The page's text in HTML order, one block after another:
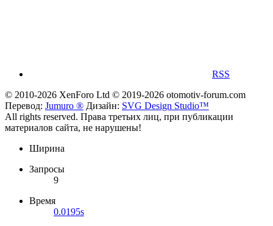
RSS
© 2010-2026 XenForo Ltd © 2019-2026 otomotiv-forum.com
Перевод: Jumuro ® Дизайн: SVG Design Studio™
All rights reserved. Права третьих лиц, при публикации
материалов сайта, не нарушены!
Ширина
Запросы
9
Время
0.0195s